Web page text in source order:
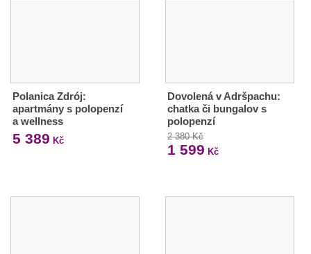
Polanica Zdrój:
apartmány s polopenzí
a wellness
5 389 Kč
Dovolená v Adršpachu:
chatka či bungalov s
polopenzí
2 380 Kč
1 599 Kč